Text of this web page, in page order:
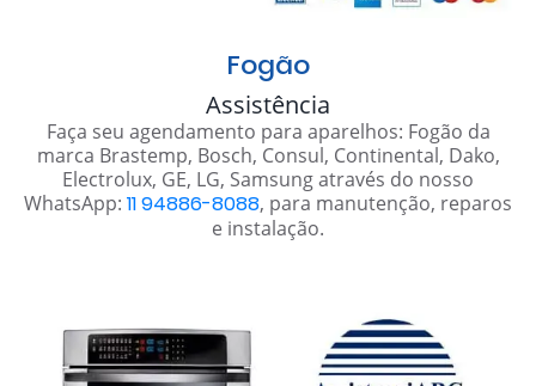
Fogão
Assistência
Faça seu agendamento para aparelhos: Fogão da
marca Brastemp, Bosch, Consul, Continental, Dako,
Electrolux, GE, LG, Samsung através do nosso
WhatsApp: 11 94886-8088, para manutenção, reparos
e instalação.